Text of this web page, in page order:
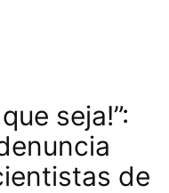
seja!”:
de